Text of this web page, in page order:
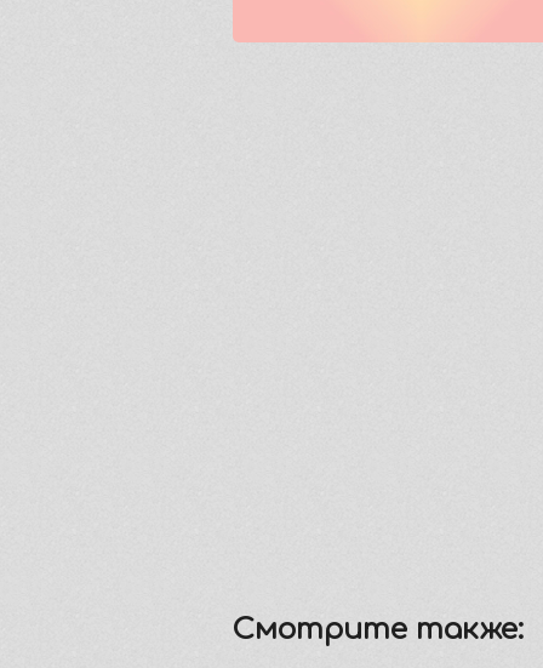
Смотрите также: